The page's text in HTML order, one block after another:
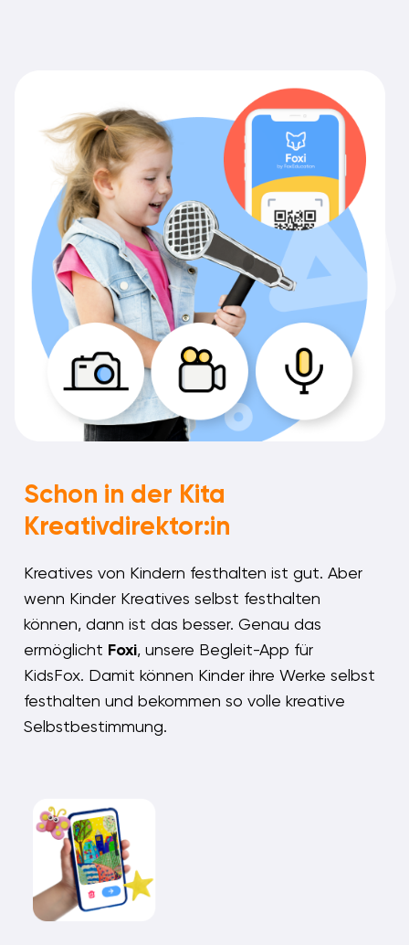
Schon in der Kita
Kreativdirektor:in
Kreatives von Kindern festhalten ist gut. Aber
wenn Kinder Kreatives selbst festhalten
können, dann ist das besser. Genau das
ermöglicht Foxi, unsere Begleit-App für
KidsFox. Damit können Kinder ihre Werke selbst
festhalten und bekommen so volle kreative
Selbstbestimmung.